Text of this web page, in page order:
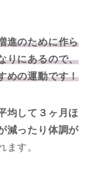
進のために作ら
りにあるので、
めの運動です！
均して３ヶ月ほ
減ったり体調が
ます。